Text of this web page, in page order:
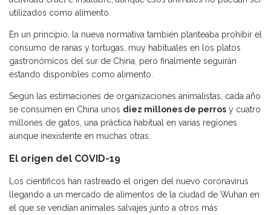
utilizados como alimento.
En un principio, la nueva normativa también planteaba prohibir el
consumo de ranas y tortugas, muy habituales en los platos
gastronómicos del sur de China, pero finalmente seguirán
estando disponibles como alimento.
Según las estimaciones de organizaciones animalistas, cada año
se consumen en China unos diez millones de perros y cuatro
millones de gatos, una práctica habitual en varias regiones
aunque inexistente en muchas otras.
El origen del COVID-19
Los científicos han rastreado el origen del nuevo coronavirus
llegando a un mercado de alimentos de la ciudad de Wuhan en
el que se vendían animales salvajes junto a otros más